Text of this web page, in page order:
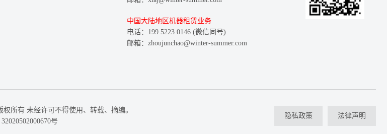
中国大陆地区机器租赁业务
电话：199 5223 0146 (微信同号)
邮箱：zhoujunchao@winter-summer.com
所有 未经许可不得使用、转载、摘编。
号
隐私政策 法律声明